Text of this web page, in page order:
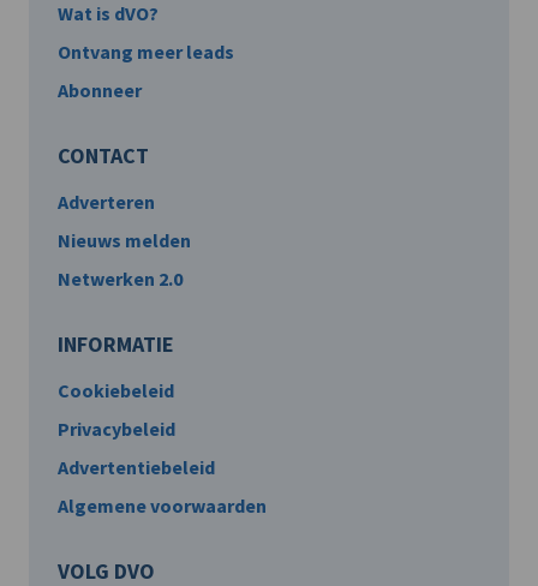
Wat is dVO?
Ontvang meer leads
Abonneer
CONTACT
Adverteren
Nieuws melden
Netwerken 2.0
INFORMATIE
Cookiebeleid
Privacybeleid
Advertentiebeleid
Algemene voorwaarden
VOLG DVO